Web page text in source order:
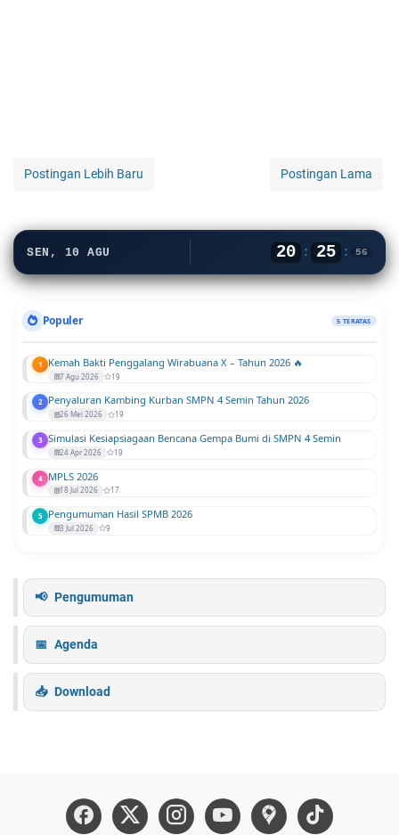
Postingan Lebih Baru Postingan Lama
SEN, 10 AGU 20 : 25 : 57
Populer 5 TERATAS
1 Kemah Bakti Penggalang Wirabuana X – Tahun 2026 🔥
7 Agu 2026 19
2 Penyaluran Kambing Kurban SMPN 4 Semin Tahun 2026
26 Mei 2026 19
3 Simulasi Kesiapsiagaan Bencana Gempa Bumi di SMPN 4 Semin
24 Apr 2026 19
4 MPLS 2026
18 Jul 2026 17
5 Pengumuman Hasil SPMB 2026
3 Jul 2026 9
Pengumuman
Agenda
Download